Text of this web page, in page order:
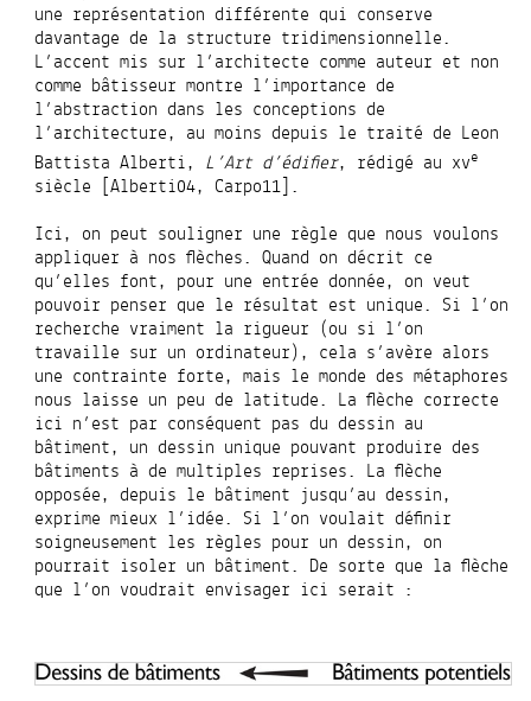
une représentation différente qui conserve
davantage de la structure tridimensionnelle.
L’accent mis sur l’architecte comme auteur et non
comme bâtisseur montre l’importance de
l’abstraction dans les conceptions de
l’architecture, au moins depuis le traité de Leon
Battista Alberti, L’Art d’édifier, rédigé au xve
siècle [Alberti04, Carpo11].
Ici, on peut souligner une règle que nous voulons
appliquer à nos flèches. Quand on décrit ce
qu’elles font, pour une entrée donnée, on veut
pouvoir penser que le résultat est unique. Si l’on
recherche vraiment la rigueur (ou si l’on
travaille sur un ordinateur), cela s’avère alors
une contrainte forte, mais le monde des métaphores
nous laisse un peu de latitude. La flèche correcte
ici n’est par conséquent pas du dessin au
bâtiment, un dessin unique pouvant produire des
bâtiments à de multiples reprises. La flèche
opposée, depuis le bâtiment jusqu’au dessin,
exprime mieux l’idée. Si l’on voulait définir
soigneusement les règles pour un dessin, on
pourrait isoler un bâtiment. De sorte que la flèche
que l’on voudrait envisager ici serait :